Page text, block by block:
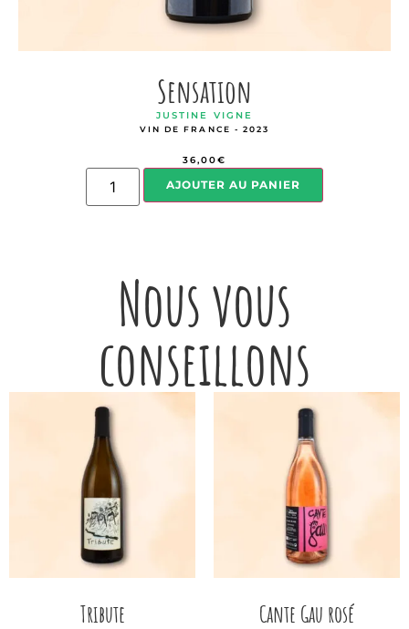
Sensation
JUSTINE VIGNE
VIN DE FRANCE - 2023
36,00€
AJOUTER AU PANIER
Nous vous
conseillons
Tribute Cante Gau rosé